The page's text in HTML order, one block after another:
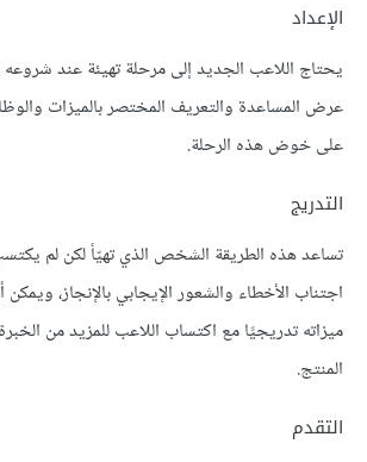
الإعداد
يحتاج اللاعب الجديد إلى مرحلة تهيئة عند شروعه
عرض المساعدة والتعريف المختصر بالميزات
على خوض هذه الرحلة.
التدريج
تساعد هذه الطريقة الشخص الذي تهيّأ لكن لم
اجتناب الأخطاء والشعور الإيجابي بالإنجاز،
ميزاته تدريجيًا مع اكتساب اللاعب للمزيد من
المنتج.
التقدم